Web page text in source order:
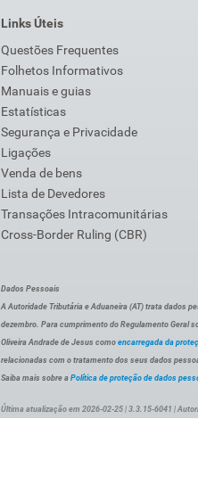
Links Úteis
Questões Frequentes
Folhetos Informativos
Manuais e guias
Estatísticas
Segurança e Privacidade
Ligações
Venda de bens
Lista de Devedores
Transações Intracomunitárias
Cross-Border Ruling (CBR)
Dados Pessoais
A Autoridade Tributária e Aduaneira (AT) trata dados
dezembro. Para cumprimento do Regulamento Geral
Oliveira Andrade de Jesus como encarregada da
relacionadas com o tratamento dos seus dados
Saiba mais sobre a Política de proteção de dados
Última atualização em 2026-02-25 | 3.3.15-6041 |